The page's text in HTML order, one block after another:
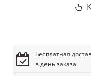
Бесплатная
в день заказа